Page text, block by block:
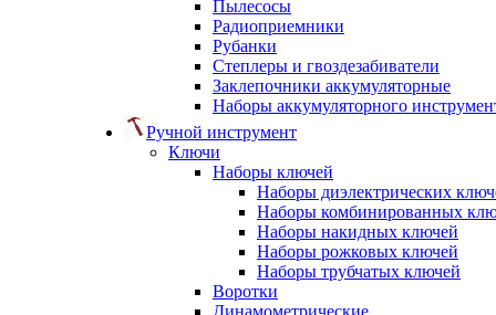
Пылесосы
Радиоприемники
Рубанки
Степлеры и гвоздезабиватели
Заклепочники аккумуляторные
Наборы аккумуляторного
Ручной инструмент
Ключи
Наборы ключей
Наборы диэлектрических
Наборы комбинированных
Наборы накидных ключей
Наборы рожковых ключей
Наборы трубчатых ключей
Воротки
Динамометрические